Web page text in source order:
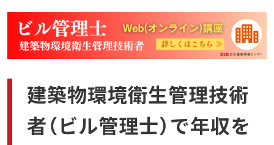
建築物環境衛生管理技術
者（ビル管理士）で年収を